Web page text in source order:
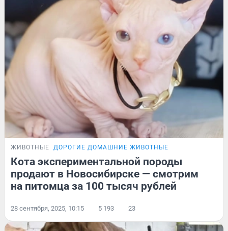
ЖИВОТНЫЕ ДОРОГИЕ ДОМАШНИЕ ЖИВОТНЫЕ
Кота экспериментальной породы
продают в Новосибирске — смотрим
на питомца за 100 тысяч рублей
28 сентября, 2025, 10:15 5 193 23